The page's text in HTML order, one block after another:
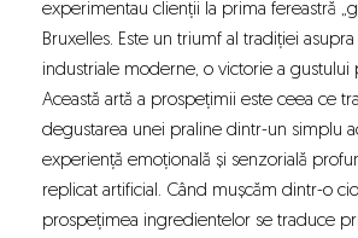
experimentau clienții la prima fereastră
Bruxelles. Este un triumf al tradiției
industriale moderne, o victorie a gustului
Această artă a prospețimii este ceea ce
degustarea unei praline dintr-un simplu
experiență emoțională și senzorială
replicat artificial. Când mușcăm dintr-o
prospețimea ingredientelor se traduce